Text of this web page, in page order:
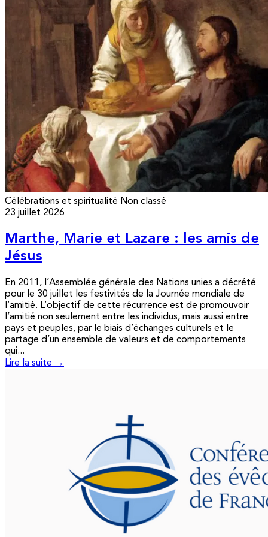
Célébrations et spiritualité Non classé
23 juillet 2026
Marthe, Marie et Lazare : les amis de
Jésus
En 2011, l’Assemblée générale des Nations unies a décrété
pour le 30 juillet les festivités de la Journée mondiale de
l’amitié. L’objectif de cette récurrence est de promouvoir
l’amitié non seulement entre les individus, mais aussi entre
pays et peuples, par le biais d’échanges culturels et le
partage d’un ensemble de valeurs et de comportements
qui...
Lire la suite →